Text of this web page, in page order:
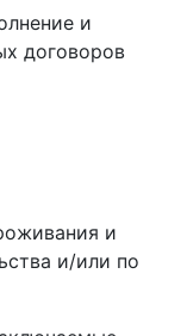
и
договоров
и
и/или по